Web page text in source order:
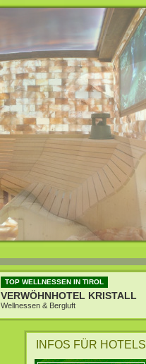
TOP WELLNESSEN IN TIROL
VERWÖHNHOTEL KRISTALL
Wellnessen & Bergluft
INFOS FÜR HOTELS